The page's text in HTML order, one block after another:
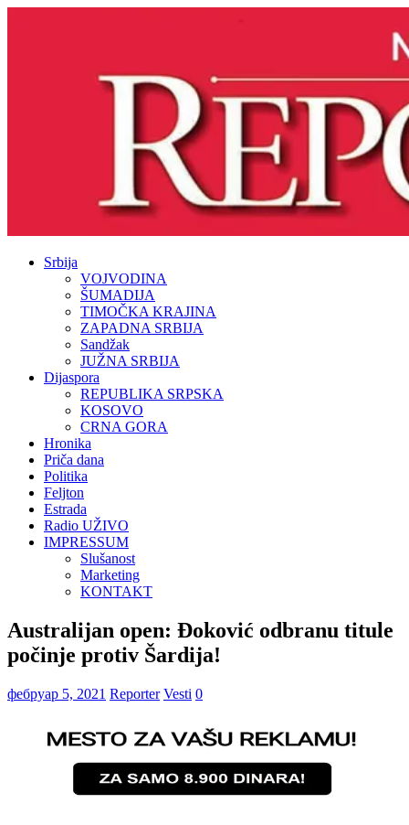
Srbija
VOJVODINA
ŠUMADIJA
TIMOČKA KRAJINA
ZAPADNA SRBIJA
Sandžak
JUŽNA SRBIJA
Dijaspora
REPUBLIKA SRPSKA
KOSOVO
CRNA GORA
Hronika
Priča dana
Politika
Feljton
Estrada
Radio UŽIVO
IMPRESSUM
Slušanost
Marketing
KONTAKT
Australijan open: Đoković odbranu titule
počinje protiv Šardija!
фебруар 5, 2021 Reporter Vesti 0